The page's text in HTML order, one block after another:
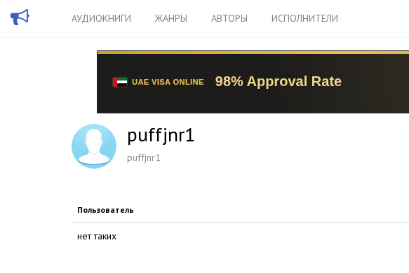
АУДИОКНИГИ ЖАНРЫ АВТОРЫ ИСПОЛНИТЕЛИ
puffjnr1
puffjnr1
Пользователь
нет таких